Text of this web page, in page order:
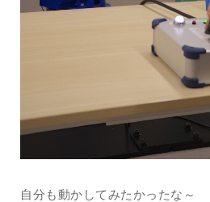
自分も動かしてみたかったな～